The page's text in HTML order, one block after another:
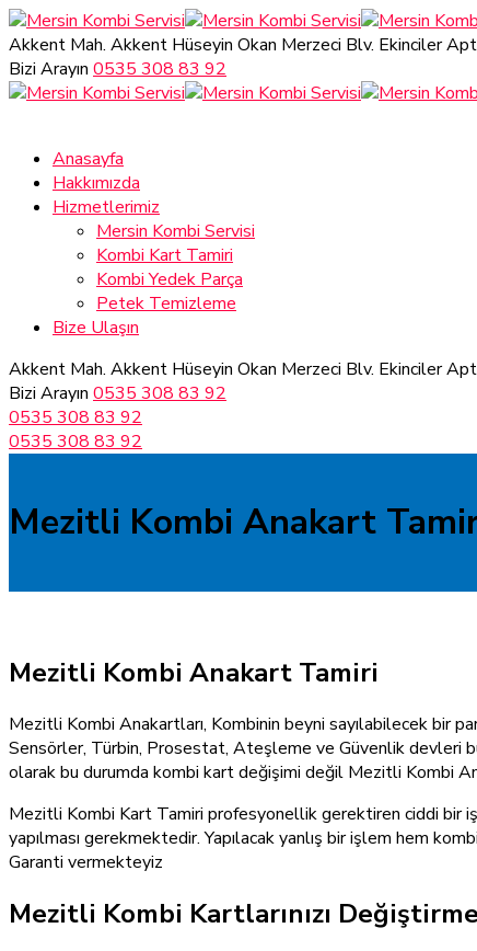
Akkent Mah. Akkent Hüseyin Okan Merzeci Blv. Ekinciler
Bizi Arayın 0535 308 83 92
Anasayfa
Hakkımızda
Hizmetlerimiz
Mersin Kombi Servisi
Kombi Kart Tamiri
Kombi Yedek Parça
Petek Temizleme
Bize Ulaşın
Akkent Mah. Akkent Hüseyin Okan Merzeci Blv. Ekinciler
Bizi Arayın 0535 308 83 92
0535 308 83 92
0535 308 83 92
Mezitli Kombi Anakart
Mezitli Kombi Anakart Tamiri
Mezitli Kombi Anakartları, Kombinin beyni sayılabilecek bir
Sensörler, Türbin, Prosestat, Ateşleme ve Güvenlik devleri
olarak bu durumda kombi kart değişimi değil Mezitli Kombi
Mezitli Kombi Kart Tamiri profesyonellik gerektiren ciddi bir
yapılması gerekmektedir. Yapılacak yanlış bir işlem hem
Garanti vermekteyiz
Mezitli Kombi Kartlarınızı